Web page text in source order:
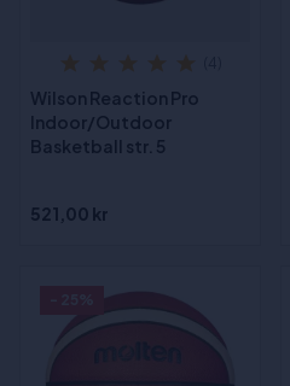
Wilson Reaction Pro
Indoor/Outdoor
Basketball str. 5
521,00 kr